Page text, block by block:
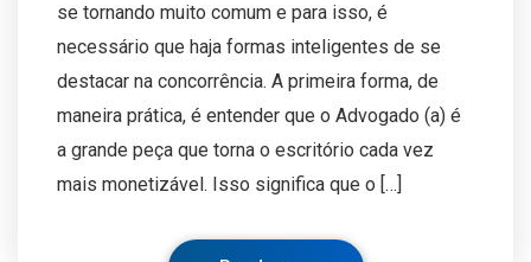
se tornando muito comum e para isso, é
necessário que haja formas inteligentes de se
destacar na concorrência. A primeira forma, de
maneira prática, é entender que o Advogado (a) é
a grande peça que torna o escritório cada vez
mais monetizável. Isso significa que o […]